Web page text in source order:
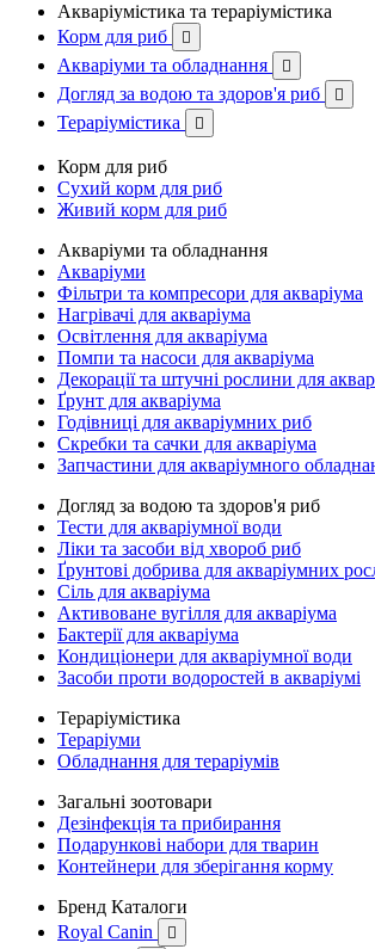
Акваріумістика та тераріумістика
Корм для риб

Акваріуми та обладнання 
Догляд за водою та здоров'я риб 
Тераріумістика 
Корм для риб
Сухий корм для риб
Живий корм для риб
Акваріуми та обладнання
Акваріуми
Фільтри та компресори для акваріума
Нагрівачі для акваріума
Освітлення для акваріума
Помпи та насоси для акваріума
Декорації та штучні рослини для
Ґрунт для акваріума
Годівниці для акваріумних риб
Скребки та сачки для акваріума
Запчастини для акваріумного
Догляд за водою та здоров'я риб
Тести для акваріумної води
Ліки та засоби від хвороб риб
Ґрунтові добрива для акваріумних
Сіль для акваріума
Активоване вугілля для акваріума
Бактерії для акваріума
Кондиціонери для акваріумної води
Засоби проти водоростей в акваріумі
Тераріумістика
Тераріуми
Обладнання для тераріумів
Загальні зоотовари
Дезінфекція та прибирання
Подарункові набори для тварин
Контейнери для зберігання корму
Бренд Каталоги
Royal Canin
